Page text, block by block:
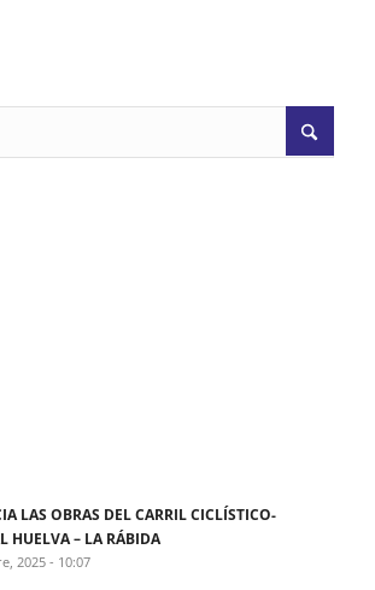
LAS OBRAS DEL CARRIL CICLÍSTICO-
HUELVA – LA RÁBIDA
2025 - 10:07